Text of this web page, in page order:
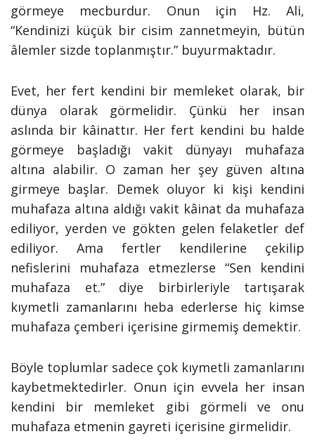
görmeye mecburdur. Onun için Hz. Ali,
“Kendinizi küçük bir cisim zannetmeyin, bütün
âlemler sizde toplanmıştır.” buyurmaktadır.
Evet, her fert kendini bir memleket olarak, bir
dünya olarak görmelidir. Çünkü her insan
aslında bir kâinattır. Her fert kendini bu halde
görmeye başladığı vakit dünyayı muhafaza
altına alabilir. O zaman her şey güven altına
girmeye başlar. Demek oluyor ki kişi kendini
muhafaza altına aldığı vakit kâinat da muhafaza
ediliyor, yerden ve gökten gelen felaketler def
ediliyor. Ama fertler kendilerine çekilip
nefislerini muhafaza etmezlerse “Sen kendini
muhafaza et.” diye birbirleriyle tartışarak
kıymetli zamanlarını heba ederlerse hiç kimse
muhafaza çemberi içerisine girmemiş demektir.
Böyle toplumlar sadece çok kıymetli zamanlarını
kaybetmektedirler. Onun için evvela her insan
kendini bir memleket gibi görmeli ve onu
muhafaza etmenin gayreti içerisine girmelidir.